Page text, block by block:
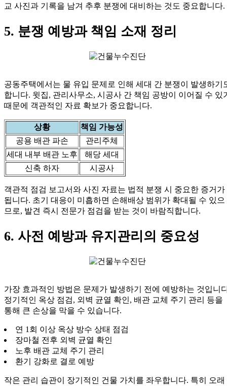
교 사진과 기록을 남겨 추후 분쟁에 대비하는 것도 중요합니다.
5. 분쟁 예방과 책임 소재 정리
공동주택에서는 물 유입 문제로 인해 세대 간 분쟁이 발생하기
합니다. 윗집, 관리사무소, 시공사 간 책임 공방이 이어질 수 있
때문에 객관적인 자료 확보가 중요합니다.
상황
책임 가능성
공용 배관 파손
관리주체
세대 내부 배관 노후
해당 세대
신축 하자
시공사
객관적 점검 보고서와 사진 자료는 법적 분쟁 시 중요한 증거가
됩니다. 초기 대응이 미흡하면 손해배상 범위가 확대될 수 있으
므로, 발견 즉시 전문가 점검을 받는 것이 바람직합니다.
6. 사전 예방과 유지관리의 중요성
가장 효과적인 방법은 문제가 발생하기 전에 예방하는 것입니
정기적인 옥상 점검, 외벽 균열 확인, 배관 교체 주기 관리 등을
통해 큰 손상을 막을 수 있습니다.
연 1회 이상 옥상 방수 상태 점검
장마철 전후 외벽 균열 확인
노후 배관 교체 주기 관리
환기 강화로 결로 예방
작은 관리 습관이 장기적인 건물 가치를 좌우합니다. 특히 오래